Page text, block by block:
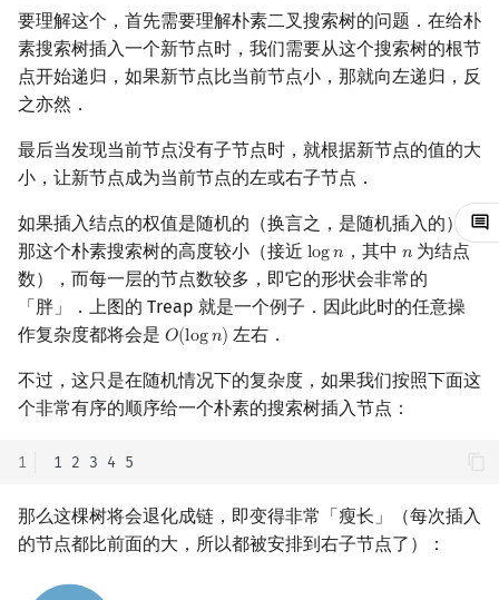
杜教筛
Powerful Number 筛
洲阁筛
类欧几里德算法
Meissel–Lehmer 算法
Stern–Brocot 树与 Farey
Pell 方程
查询第一个比 val 大的节点
建树（build）
无旋 treap 的区间操作
建树
区间翻转
下传标记
分裂
合并
中序遍历打印
完整代码
图的匹配
Prüfer 序列
矩阵树定理
LGV 引理
最大团搜索算法
支配树
图上随机游走
要理解这个，首先需要理解朴素二叉搜索树的问题．在给朴
素搜索树插入一个新节点时，我们需要从这个搜索树的根节
点开始递归，如果新节点比当前节点小，那就向左递归，反
之亦然．
最后当发现当前节点没有子节点时，就根据新节点的值的大
小，让新节点成为当前节点的左或右子节点．
如果插入结点的权值是随机的（换言之，是随机插入的），
那这个朴素搜索树的高度较小（接近 log𝑛
logn ，其中 𝑛
n 为结点
数），而每一层的节点数较多，即它的形状会非常的
「胖」．上图的 Treap 就是一个例子．因此此时的任意操
作复杂度都将会是 𝑂(log𝑛)
O(logn) 左右．
不过，这只是在随机情况下的复杂度，如果我们按照下面这
个非常有序的顺序给一个朴素的搜索树插入节点：
1
那么这棵树将会退化成链，即变得非常「瘦长」（每次插入
的节点都比前面的大，所以都被安排到右子节点了）：